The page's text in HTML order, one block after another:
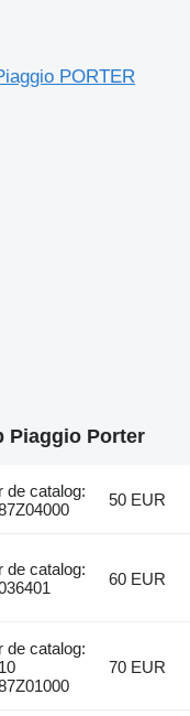
PORTER
Piaggio Porter
de catalog:
50 EUR
de catalog:
60 EUR
de catalog:
70 EUR